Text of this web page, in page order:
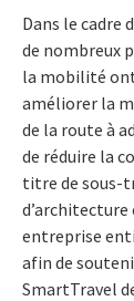
Dans le cadre
de nombreux
la mobilité
améliorer la
de la route à
de réduire la
titre de sous-
entreprise
afin de
SmartTravel